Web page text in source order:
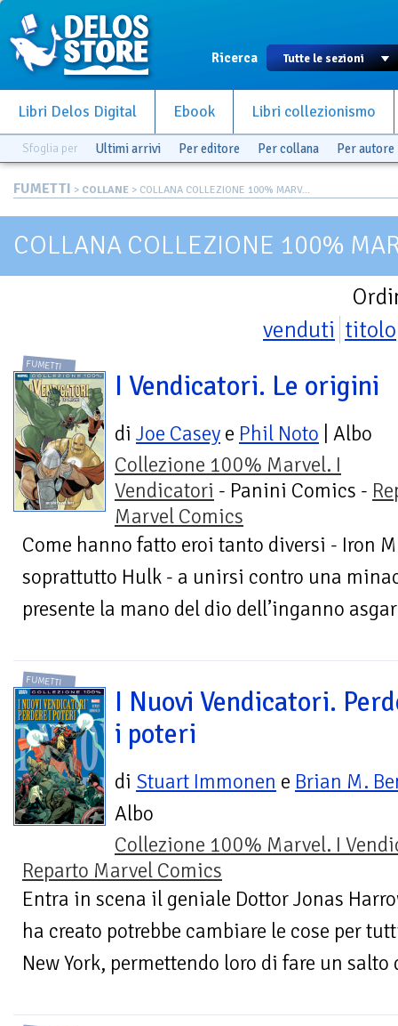
Ricerca
Libri Delos Digital Ebook Libri collezionismo
Sfoglia per Ultimi arrivi Per editore Per collana Per autore
FUMETTI > COLLANE > COLLANA COLLEZIONE 100% MARV...
COLLANA COLLEZIONE 100%
venduti titolo
FUMETTI
I Vendicatori. Le origini
di Joe Casey e Phil Noto | Albo
Collezione 100% Marvel. I
Vendicatori - Panini Comics -
Marvel Comics
Come hanno fatto eroi tanto diversi - Iron
soprattutto Hulk - a unirsi contro una
presente la mano del dio dell’inganno
FUMETTI
I Nuovi Vendicatori.
i poteri
di Stuart Immonen e Brian M.
Albo
Collezione 100% Marvel. I
Reparto Marvel Comics
Entra in scena il geniale Dottor Jonas
ha creato potrebbe cambiare le cose per
New York, permettendo loro di fare un salto